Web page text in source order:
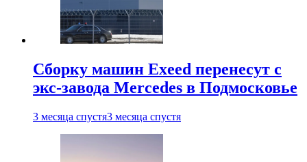
Сборку машин Exeed перенесут с
экс-завода Mercedes в Подмосковье
3 месяца спустя3 месяца спустя